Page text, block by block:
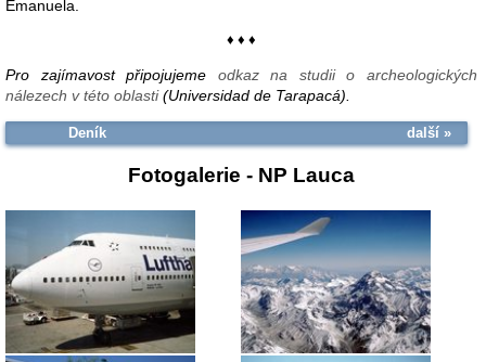
Emanuela.
♦ ♦ ♦
Pro zajímavost připojujeme odkaz na studii o archeologických
nálezech v této oblasti(Universidad de Tarapacá).
Deník další »
Fotogalerie - NP Lauca